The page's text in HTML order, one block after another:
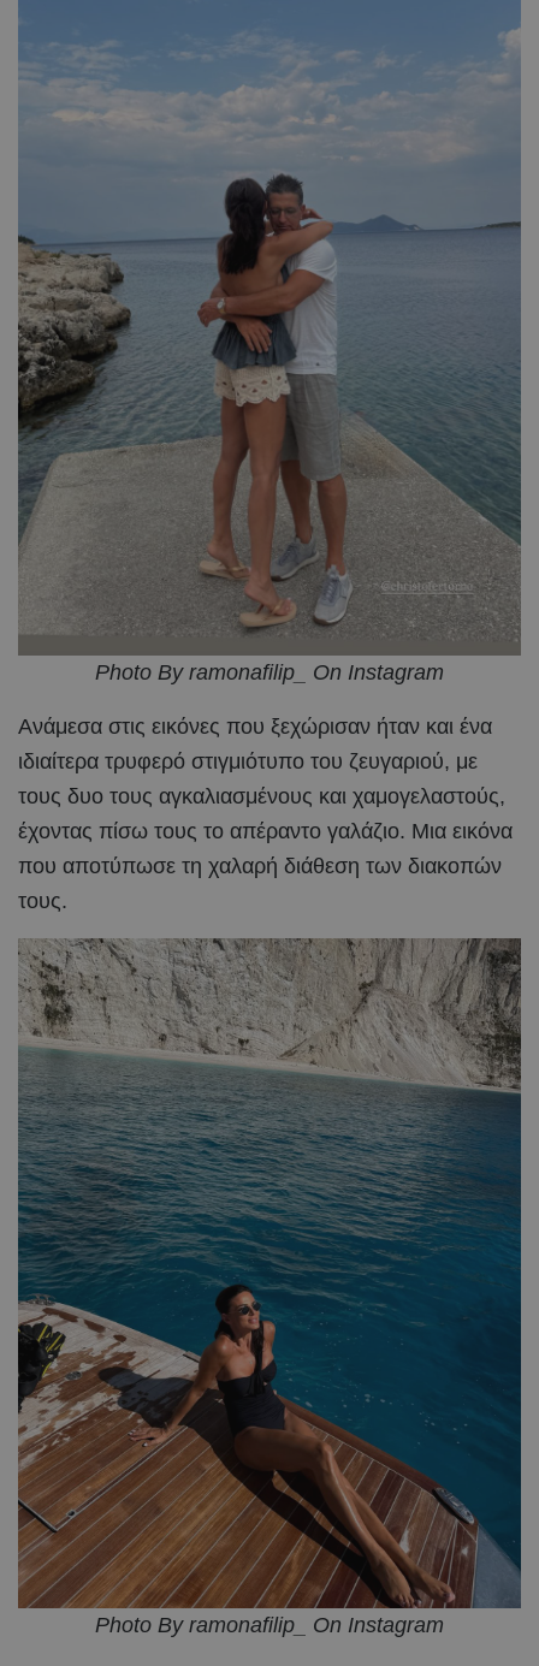
Photo By ramonafilip_ On Instagram
Ανάμεσα στις εικόνες που ξεχώρισαν ήταν και ένα
ιδιαίτερα τρυφερό στιγμιότυπο του ζευγαριού, με
τους δυο τους αγκαλιασμένους και χαμογελαστούς,
έχοντας πίσω τους το απέραντο γαλάζιο. Μια εικόνα
που αποτύπωσε τη χαλαρή διάθεση των διακοπών
τους.
Photo By ramonafilip_ On Instagram